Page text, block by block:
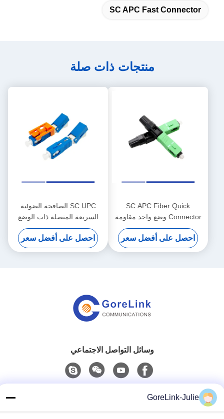
SC APC Fast Connector
منتجات ذات صلة
SC APC Fiber Quick
Connector وضع واحد مقاومة
للماء مقاومة للاستعمال
احصل على أفضل سعر
SC UPC الصافحة الضوئية
السريعة المتصلة ذات الوضع
الواحد المتصل السريع
احصل على أفضل سعر
وسائل التواصل الاجتماعي
الهاتف
GoreLink-Julie